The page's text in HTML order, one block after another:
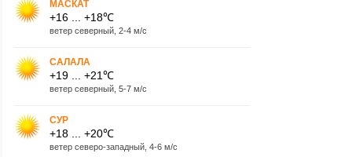
МАСКАТ
+16 ... +18℃
ветер северный, 2-4 м/с
САЛАЛА
+19 ... +21℃
ветер северный, 5-7 м/с
СУР
+18 ... +20℃
ветер северо-западный, 4-6 м/с